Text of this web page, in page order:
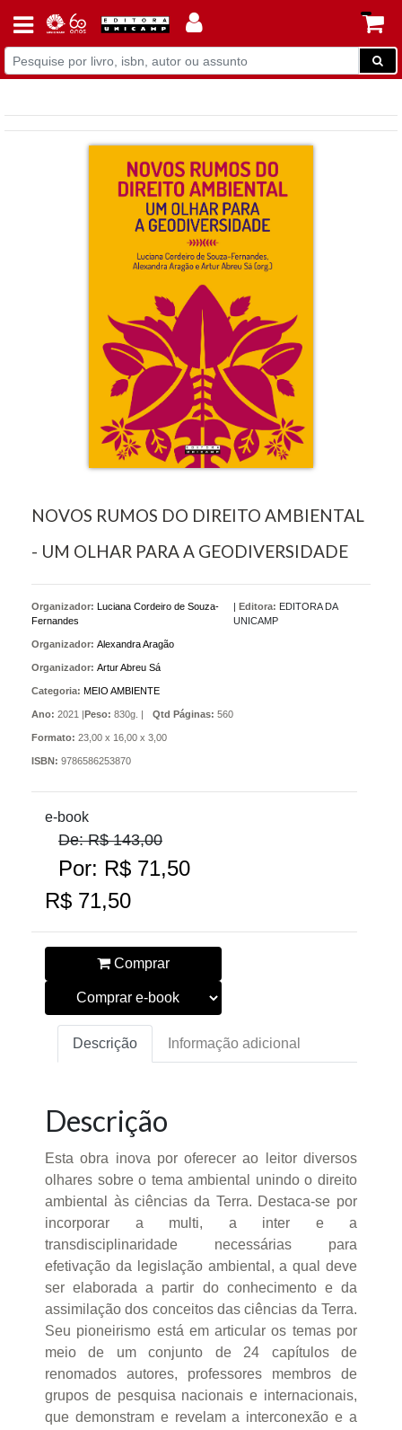
NOVOS RUMOS DO DIREITO AMBIENTAL
- UM OLHAR PARA A GEODIVERSIDADE
Organizador: Luciana Cordeiro de Souza-
Fernandes
Organizador: Alexandra Aragão
Organizador: Artur Abreu Sá
| Editora: EDITORA DA
UNICAMP
Categoria: MEIO AMBIENTE
Ano: 2021 |Peso: 830g. | Qtd Páginas: 560
Formato: 23,00 x 16,00 x 3,00
ISBN: 9786586253870
e-book
De: R$ 143,00
Por: R$ 71,50
R$ 71,50
Comprar
Descrição Informação adicional
Descrição
Esta obra inova por oferecer ao leitor diversos
olhares sobre o tema ambiental unindo o direito
ambiental às ciências da Terra. Destaca-se por
incorporar a multi, a inter e a
transdisciplinaridade necessárias para
efetivação da legislação ambiental, a qual deve
ser elaborada a partir do conhecimento e da
assimilação dos conceitos das ciências da Terra.
Seu pioneirismo está em articular os temas por
meio de um conjunto de 24 capítulos de
renomados autores, professores membros de
grupos de pesquisa nacionais e internacionais,
que demonstram e revelam a interconexão e a